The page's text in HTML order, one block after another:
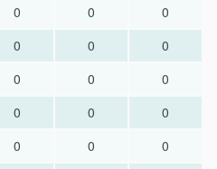
0 0
0
0 0
0
0 0
0
0 0
0
0 0
0